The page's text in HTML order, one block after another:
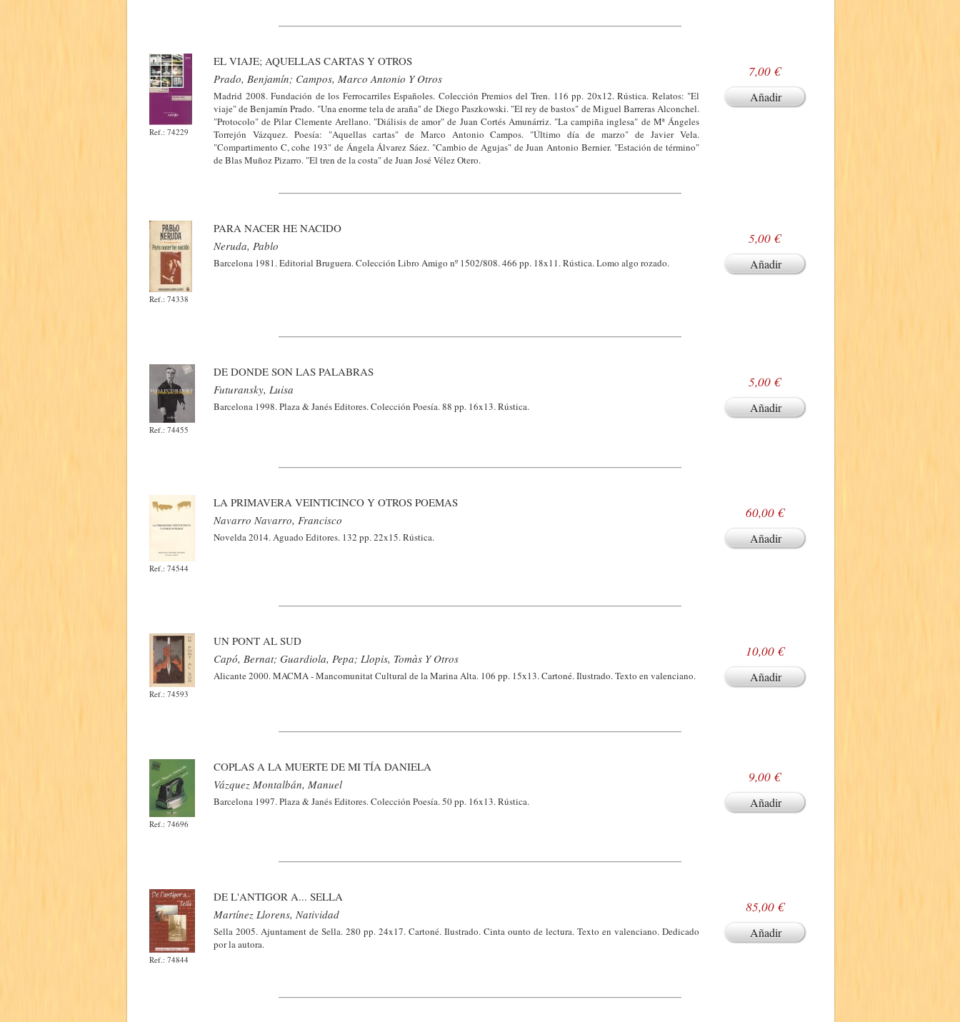
Ref.: 74229
EL VIAJE; AQUELLAS CARTAS Y OTROS
Prado, Benjamín; Campos, Marco Antonio Y Otros
Madrid 2008. Fundación de los Ferrocarriles Españoles. Colección Premios del Tren. 116 pp. 20x12. Rústica. Relatos: "El
viaje" de Benjamín Prado. "Una enorme tela de araña" de Diego Paszkowski. "El rey de bastos" de Miguel Barreras Alconchel.
"Protocolo" de Pilar Clemente Arellano. "Diálisis de amor" de Juan Cortés Amunárriz. "La campiña inglesa" de Mª Ángeles
Torrejón Vázquez. Poesía: "Aquellas cartas" de Marco Antonio Campos. "Último día de marzo" de Javier Vela.
"Compartimento C, cohe 193" de Ángela Álvarez Sáez. "Cambio de Agujas" de Juan Antonio Bernier. "Estación de término"
de Blas Muñoz Pizarro. "El tren de la costa" de Juan José Vélez Otero.
7,00 €
Añadir
Ref.: 74338
PARA NACER HE NACIDO
Neruda, Pablo
Barcelona 1981. Editorial Bruguera. Colección Libro Amigo nº 1502/808. 466 pp. 18x11. Rústica. Lomo algo rozado.
5,00 €
Añadir
Ref.: 74455
DE DONDE SON LAS PALABRAS
Futuransky, Luisa
Barcelona 1998. Plaza & Janés Editores. Colección Poesía. 88 pp. 16x13. Rústica.
5,00 €
Añadir
Ref.: 74544
LA PRIMAVERA VEINTICINCO Y OTROS POEMAS
Navarro Navarro, Francisco
Novelda 2014. Aguado Editores. 132 pp. 22x15. Rústica.
60,00 €
Añadir
Ref.: 74593
UN PONT AL SUD
Capó, Bernat; Guardiola, Pepa; Llopis, Tomàs Y Otros
Alicante 2000. MACMA - Mancomunitat Cultural de la Marina Alta. 106 pp. 15x13. Cartoné. Ilustrado. Texto en valenciano.
10,00 €
Añadir
Ref.: 74696
COPLAS A LA MUERTE DE MI TÍA DANIELA
Vázquez Montalbán, Manuel
Barcelona 1997. Plaza & Janés Editores. Colección Poesía. 50 pp. 16x13. Rústica.
9,00 €
Añadir
Ref.: 74844
DE L'ANTIGOR A... SELLA
Martínez Llorens, Natividad
Sella 2005. Ajuntament de Sella. 280 pp. 24x17. Cartoné. Ilustrado. Cinta ounto de lectura. Texto en valenciano. Dedicado
por la autora.
85,00 €
Añadir